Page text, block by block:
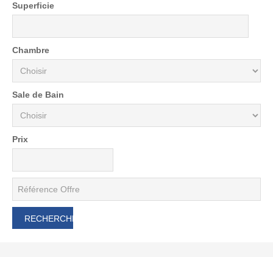
Superficie
Chambre
Sale de Bain
Prix